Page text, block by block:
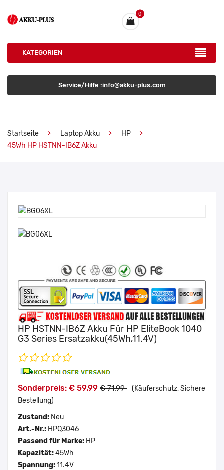
0
KATEGORIEN
Service/Hilfe :info@akku-plus.com
Startseite Laptop Akku
HP
45Wh HP HSTNN-IB6Z Akku
HP HSTNN-IB6Z Akku Für HP EliteBook 1040
G3 Series Ersatzakku(45Wh,11.4V)
Sonderpreis: € 59.99 € 71.99 (Käuferschutz, Sichere
Bestellung)
Zustand: Neu
Art.-Nr.: HPQ3046
Passend für Marke: HP
Kapazität:45Wh
Spannung:11.4V